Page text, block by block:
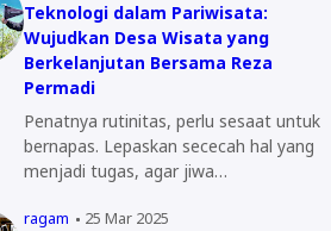
Teknologi dalam Pariwisata:
Wujudkan Desa Wisata yang
Berkelanjutan Bersama Reza
Permadi
Penatnya rutinitas, perlu sesaat untuk
bernapas. Lepaskan sececah hal yang
menjadi tugas, agar jiwa…
ragam 25 Mar 2025